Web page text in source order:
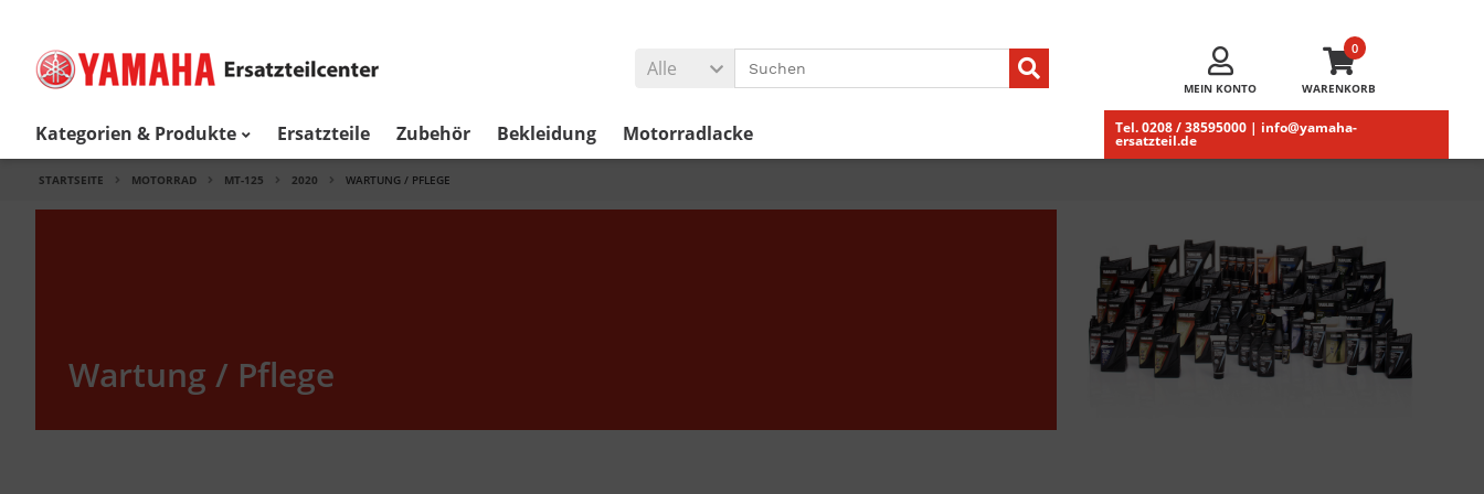
Alle
MEIN KONTO
0
WARENKORB
Kategorien & Produkte Ersatzteile Zubehör Bekleidung Motorradlacke Tel. 0208 / 38595000 | info@yamaha-
ersatzteil.de
STARTSEITE MOTORRAD MT-125 2020 WARTUNG / PFLEGE
Wartung / Pflege